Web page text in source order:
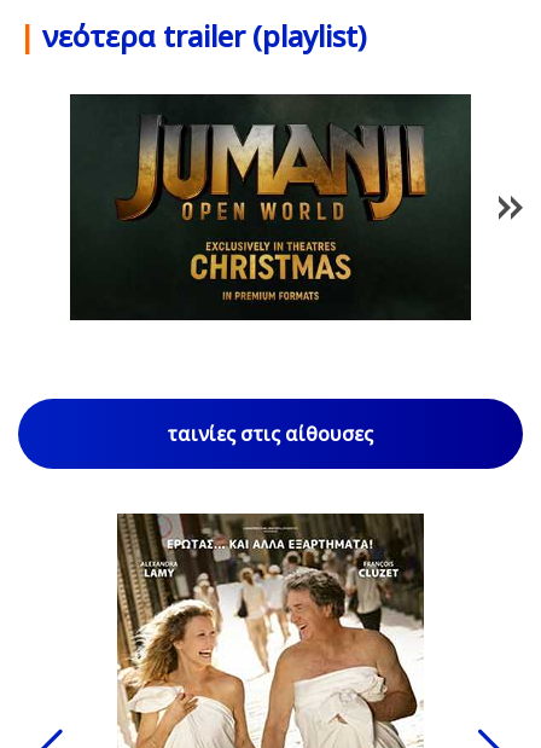
| νεότερα trailer (playlist)
1/85
ταινίες στις αίθουσες